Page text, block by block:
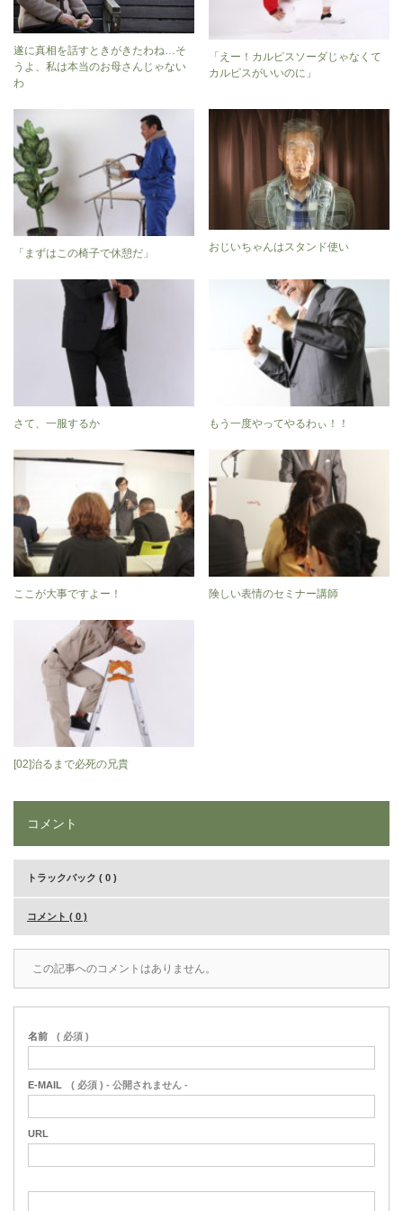
遂に真相を話すときがきたわね…そ
うよ、私は本当のお母さんじゃない
わ
「えー！カルピスソーダじゃなくて
カルピスがいいのに」
「まずはこの椅子で休憩だ」
おじいちゃんはスタンド使い
さて、一服するか もう一度やってやるわぃ！！
ここが大事ですよー！ 険しい表情のセミナー講師
[02]治るまで必死の兄貴
コメント
トラックバック ( 0 )
コメント ( 0 )
この記事へのコメントはありません。
名前 ( 必須 )
E-MAIL ( 必須 ) - 公開されません -
URL